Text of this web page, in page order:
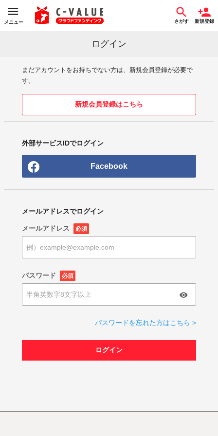
メニュー さがす 新規登録
ログイン
まだアカウントをお持ちでない方は、新規会員登録が必要で
す。
新規会員登録はこちら
外部サービスIDでログイン
Facebook
メールアドレスでログイン
メールアドレス 必須
パスワード 必須
パスワードを忘れた方はこちら >
ログイン